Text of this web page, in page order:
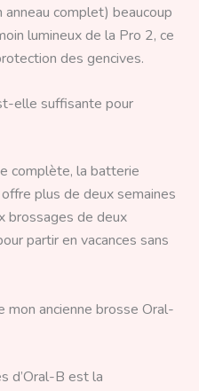
complet) beaucoup
lumineux de la Pro 2, ce
des gencives.
elle suffisante pour
complète, la batterie
plus de deux semaines
brossages de deux
partir en vacances sans
ancienne brosse Oral-
d’Oral-B est la